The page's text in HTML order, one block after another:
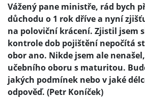
Vážený pane ministře, rád bych
důchodu o 1 rok dříve a nyní
na poloviční krácení. Zjistil jsem
kontrole dob pojištění nepočítá
obor ano. Nikde jsem ale
učebního oboru s maturitou.
jakých podmínek nebo v jaké
odpověď. (Petr Koníček)